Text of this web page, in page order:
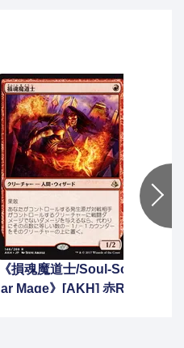
《損魂魔道士/Soul-Sc
ar Mage》[AKH] 赤R